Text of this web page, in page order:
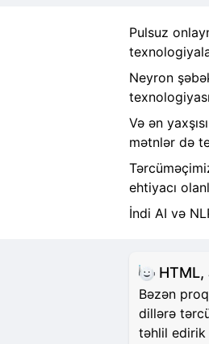
Pulsuz
Neyron
Və ən
mətnlər də
ehtiyacı
İndi AI və
HTML,
Bəzən
dillərə
təhlil edirik